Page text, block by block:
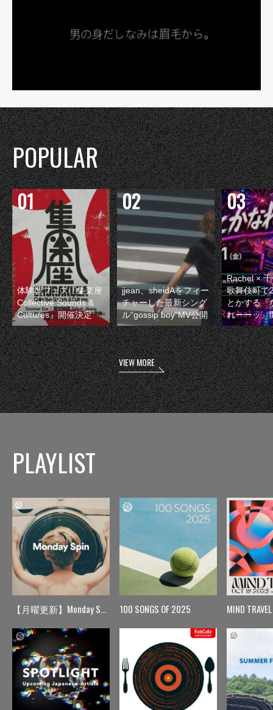
POPULAR
体験型フェス『集楽座
Collective Sounds &
Cultures』開催決定
jjean、sheidAをフィー
チャーした最新シング
ル“gossip boy”MV公開
Rachel ×
歌舞伎町で
とかする『
れーーッ』
VIEW MORE
PLAYLIST
【月曜更新】Monday Spin 100 SONGS OF 2025 MIND TRAVEL